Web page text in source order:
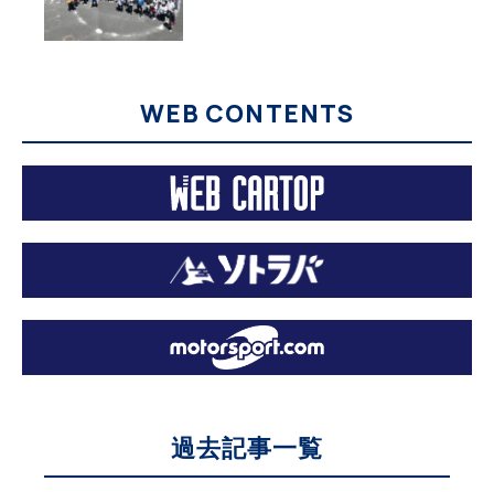
WEB CONTENTS
過去記事一覧